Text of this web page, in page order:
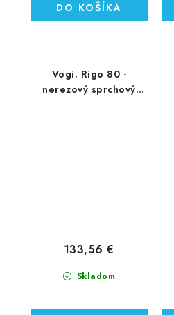
DO KOŠÍKA
Vogi. Rigo 80 -
nerezový sprchový
Skladom
133,56 €